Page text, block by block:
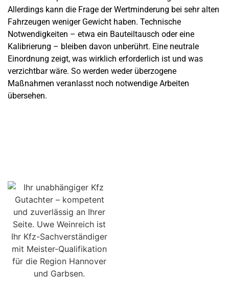
Allerdings kann die Frage derWertminderung bei sehr alten
Fahrzeugen weniger Gewicht haben. Technische
Notwendigkeiten – etwa ein Bauteiltausch oder eine
Kalibrierung – bleiben davon unberührt. Eine neutrale
Einordnung zeigt, was wirklich erforderlich ist und was
verzichtbar wäre. So werden weder überzogene
Maßnahmen veranlasst noch notwendige Arbeiten
übersehen.